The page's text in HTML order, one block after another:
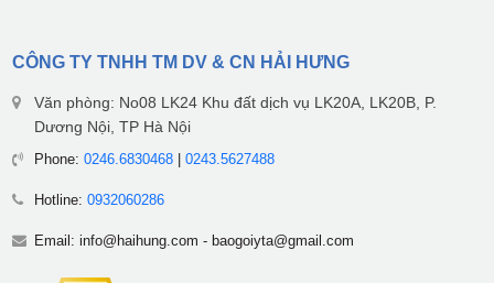
CÔNG TY TNHH TM DV & CN HẢI HƯNG
Văn phòng: No08 LK24 Khu đất dịch vụ LK20A, LK20B, P.
Dương Nội, TP Hà Nội
Phone: 0246.6830468| 0243.5627488
Hotline: 0932060286
Email: info@haihung.com - baogoiyta@gmail.com